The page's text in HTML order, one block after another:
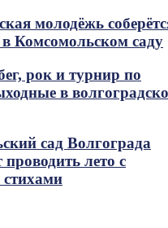
молодёжь
Комсомольском саду
рок и турнир по
в
сад Волгограда
проводить лето с